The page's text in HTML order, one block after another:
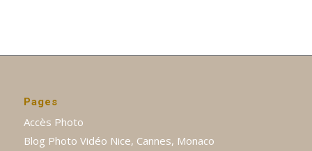
Pages
Accès Photo
Blog Photo Vidéo Nice, Cannes, Monaco